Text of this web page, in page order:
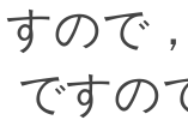
ので
ですの